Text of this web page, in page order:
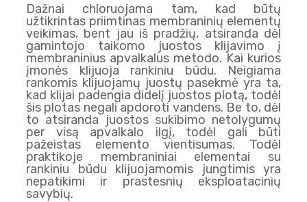
Dažnai chloruojama tam, kad būtų
užtikrintas priimtinas membraninių elementų
veikimas, bent jau iš pradžių, atsiranda dėl
gamintojo taikomo juostos klijavimo į
membraninius apvalkalus metodo. Kai kurios
įmonės klijuoja rankiniu būdu. Neigiama
rankomis klijuojamų juostų pasekmė yra ta,
kad klijai padengia didelį juostos plotą, todėl
šis plotas negali apdoroti vandens. Be to, dėl
to atsiranda juostos sukibimo netolygumų
per visą apvalkalo ilgį, todėl gali būti
pažeistas elemento vientisumas. Todėl
praktikoje membraniniai elementai su
rankiniu būdu klijuojamomis jungtimis yra
nepatikimi ir prastesnių eksploatacinių
savybių.